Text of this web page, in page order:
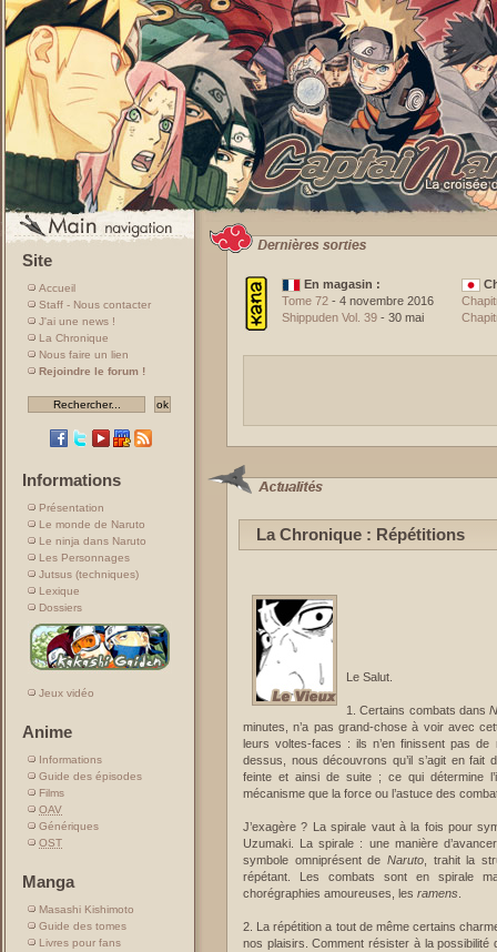
Site
Accueil
Staff - Nous contacter
J'ai une news !
La Chronique
Nous faire un lien
Rejoindre le forum !
Informations
Présentation
Le monde de Naruto
Le ninja dans Naruto
Les Personnages
Jutsus (techniques)
Lexique
Dossiers
Jeux vidéo
Anime
Informations
Guide des épisodes
Films
OAV
Génériques
OST
Manga
Masashi Kishimoto
Guide des tomes
Livres pour fans
En magasin :
Tome 72 - 4 novembre 2016
Shippuden Vol. 39 - 30 mai
La Chronique : Répétitions
Le Salut.
1. Certains combats dans
minutes, n’a pas grand-chose à voir avec
leurs voltes-faces : ils n’en finissent pas de
dessus, nous découvrons qu’il s’agit en fait
feinte et ainsi de suite ; ce qui détermine
mécanisme que la force ou l’astuce des
J’exagère ? La spirale vaut à la fois pour
Uzumaki. La spirale : une manière
symbole omniprésent de Naruto, trahit la
répétant. Les combats sont en spirale
chorégraphies amoureuses, les ramens
2. La répétition a tout de même certains
nos plaisirs. Comment résister à la